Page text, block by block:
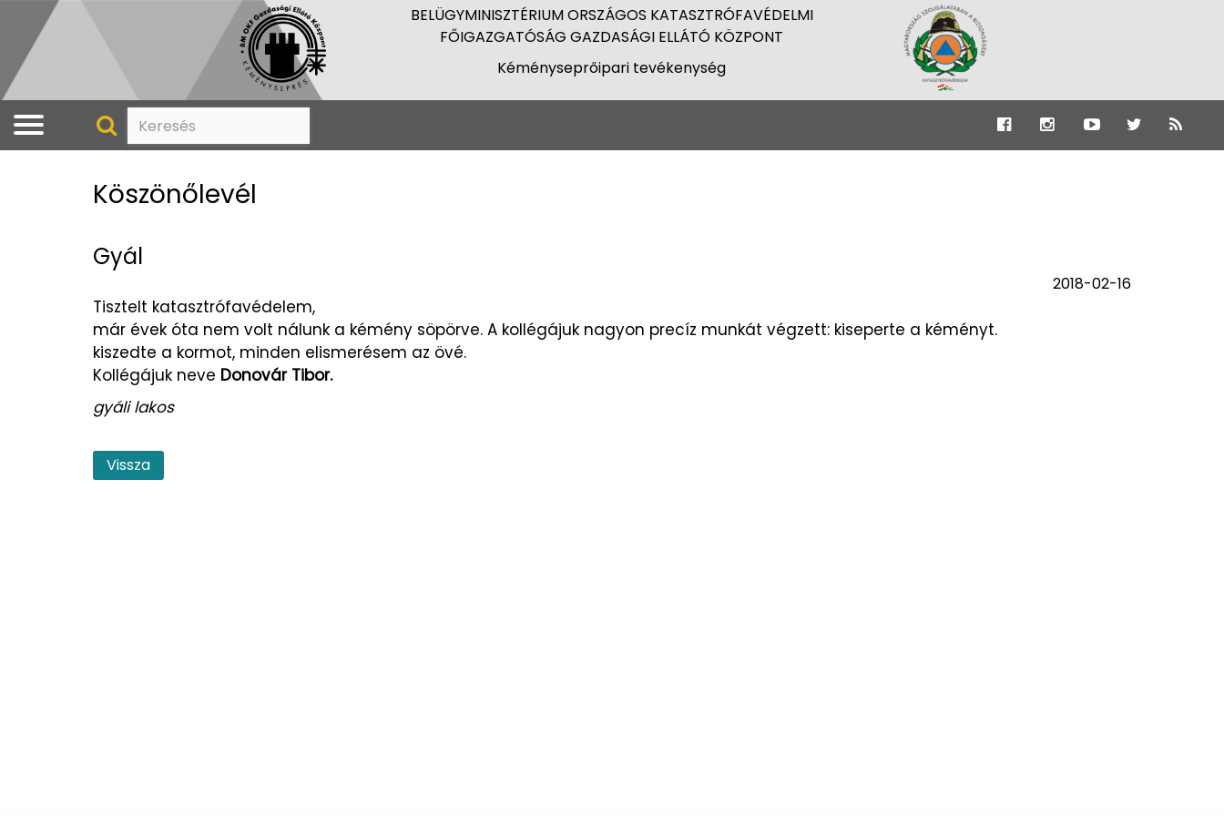
BELÜGYMINISZTÉRIUM ORSZÁGOS KATASZTRÓFAVÉDELMI
FŐIGAZGATÓSÁG GAZDASÁGI ELLÁTÓ KÖZPONT
Kéményseprőipari tevékenység
Köszönőlevél
Gyál
2018-02-16
Tisztelt katasztrófavédelem,
már évek óta nem volt nálunk a kémény söpörve. A kollégájuk nagyon precíz munkát végzett: kiseperte a kéményt.
kiszedte a kormot, minden elismerésem az övé.
Kollégájuk neve Donovár Tibor.
gyáli lakos
Vissza